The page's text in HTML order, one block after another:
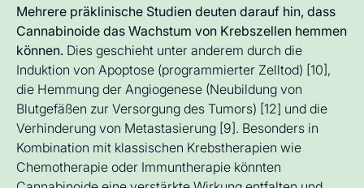
Mehrere präklinische Studien deuten darauf hin, dass
Cannabinoide das Wachstum von Krebszellen hemmen
können. Dies geschieht unter anderem durch die
Induktion von Apoptose (programmierter Zelltod) [10],
die Hemmung der Angiogenese (Neubildung von
Blutgefäßen zur Versorgung des Tumors) [12] und die
Verhinderung von Metastasierung [9]. Besonders in
Kombination mit klassischen Krebstherapien wie
Chemotherapie oder Immuntherapie könnten